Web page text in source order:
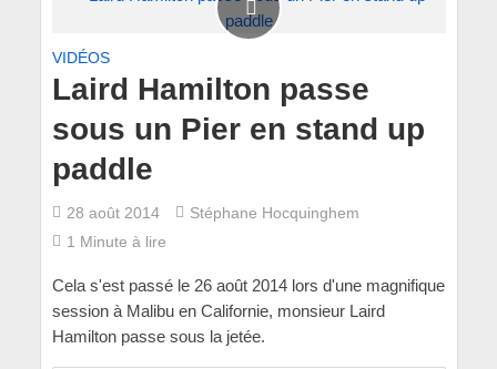
VIDÉOS
Laird Hamilton passe
sous un Pier en stand up
paddle
28 août 2014
Stéphane Hocquinghem
1 Minute à lire
Cela s'est passé le 26 août 2014 lors d'une magnifique
session à Malibu en Californie, monsieur Laird
Hamilton passe sous la jetée.